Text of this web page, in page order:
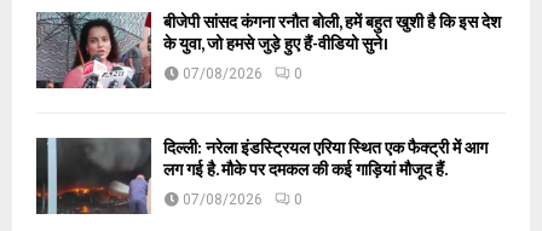
बीजेपी सांसद कंगना रनौत बोली, हमें बहुत खुशी है कि इस देश
के युवा, जो हमसे जुड़े हुए हैं-वीडियो सुने।
07/08/2026 0
दिल्ली: नरेला इंडस्ट्रियल एरिया स्थित एक फैक्ट्री में आग
लग गई है. मौके पर दमकल की कई गाड़ियां मौजूद हैं.
07/08/2026 0